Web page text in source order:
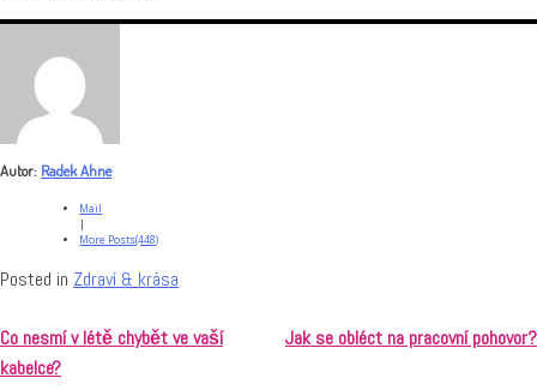
Autor: Radek Ahne
Mail
More Posts(448)
Posted in Zdraví & krása
Navigace
Co nesmí v létě chybět ve vaší
kabelce?
Jak se obléct na pracovní pohovor?